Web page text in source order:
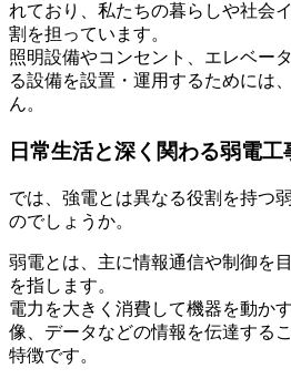
れており、私たちの暮らしや社会
割を担っています。
照明設備やコンセント、エレベー
る設備を設置・運用するためには
ん。
日常生活と深く関わる弱電工
では、強電とは異なる役割を持つ
のでしょうか。
弱電とは、主に情報通信や制御を
を指します。
電力を大きく消費して機器を動か
像、データなどの情報を伝達する
特徴です。